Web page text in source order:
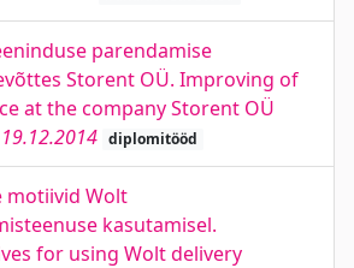
parendamise
Storent OÜ. Improving of
at the company Storent OÜ
19.12.2014 diplomitööd
motiivid Wolt
kasutamisel.
for using Wolt delivery